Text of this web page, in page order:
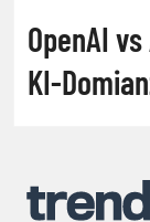
OpenAI
KI-